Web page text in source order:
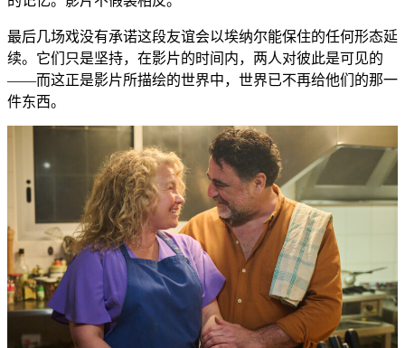
最后几场戏没有承诺这段友谊会以埃纳尔能保住的任何形态延
续。它们只是坚持，在影片的时间内，两人对彼此是可见的
——而这正是影片所描绘的世界中，世界已不再给他们的那一
件东西。